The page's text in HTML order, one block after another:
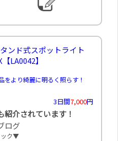
ンド式スポットライト
【LA0042】
をより綺麗に明るく照らす！
3日間7,000円
紹介されています！
ログ
ク▼